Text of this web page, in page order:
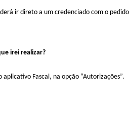
ir direto a um credenciado com o
irei realizar?
aplicativo Fascal , na opção “Autorizações”.